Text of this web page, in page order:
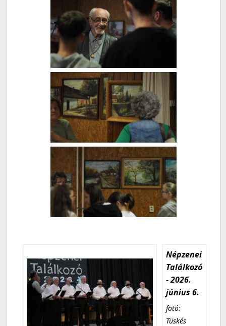
Népzenei
Találkozó
- 2026.
június 6.
fotó:
Tüskés